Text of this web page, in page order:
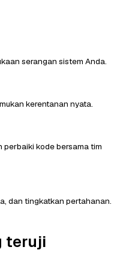
serangan sistem Anda.
kerentanan nyata.
perbaiki kode bersama tim
dan tingkatkan pertahanan.
teruji